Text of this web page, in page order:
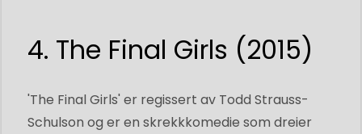
4. The Final Girls (2015)
'The Final Girls' er regissert av Todd Strauss-
Schulson og er en skrekkkomedie som dreier